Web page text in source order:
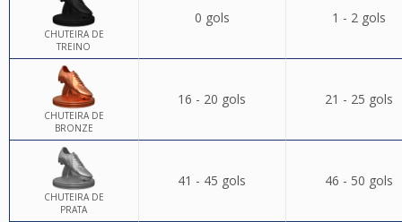
CHUTEIRA DE
TREINO
0 gols 1 - 2 gols
CHUTEIRA DE
BRONZE
16 - 20 gols 21 - 25 gols
CHUTEIRA DE
PRATA
41 - 45 gols 46 - 50 gols